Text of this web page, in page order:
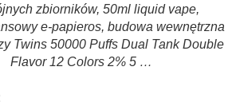
zbiorników, 50ml liquid vape,
e-papieros, budowa wewnętrzna
Twins 50000 Puffs Dual Tank Double
Flavor 12 Colors 2% 5 …